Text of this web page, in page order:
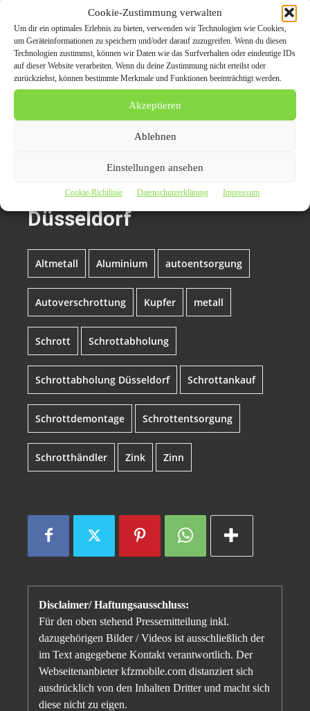
Cookie-Zustimmung verwalten
Um dir ein optimales Erlebnis zu bieten, verwenden wir Technologien wie Cookies,
um Geräteinformationen zu speichern und/oder darauf zuzugreifen. Wenn du diesen
Technologien zustimmst, können wir Daten wie das Surfverhalten oder eindeutige IDs
auf dieser Website verarbeiten. Wenn du deine Zustimmung nicht erteilst oder
zurückziehst, können bestimmte Merkmale und Funktionen beeinträchtigt werden.
Akzeptieren
Ablehnen
Einstellungen ansehen
Cookie-Richtlinie Datenschutzerklärung Impressum
https://schrottabholung.org/index.html
Themen zum Beitrag
Schrott professionell
abholen zu lassen –
kostenlos
Schrottabholung in
Düsseldorf
Altmetall Aluminium autoentsorgung
Autoverschrottung Kupfer metall
Schrott Schrottabholung
Schrottabholung Düsseldorf Schrottankauf
Schrottdemontage Schrottentsorgung
Schrotthändler Zink Zinn
Disclaimer/ Haftungsausschluss:
Für den oben stehend Pressemitteilung inkl.
dazugehörigen Bilder / Videos ist ausschließlich der
im Text angegebene Kontakt verantwortlich. Der
Webseitenanbieter kfzmobile.com distanziert sich
ausdrücklich von den Inhalten Dritter und macht sich
diese nicht zu eigen.